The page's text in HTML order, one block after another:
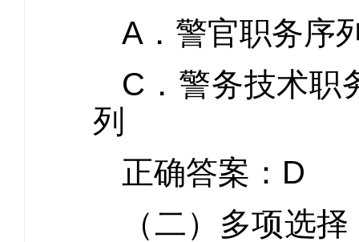
A．警官职
C．警务技
列
正确答案：D
（二）多项选